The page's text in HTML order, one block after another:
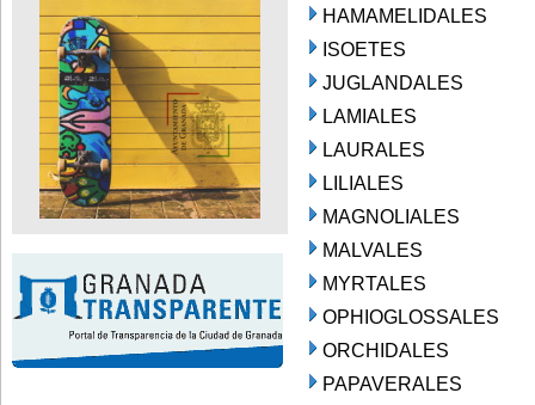
HAMAMELIDALES
ISOETES
JUGLANDALES
LAMIALES
LAURALES
LILIALES
MAGNOLIALES
MALVALES
MYRTALES
OPHIOGLOSSALES
ORCHIDALES
PAPAVERALES